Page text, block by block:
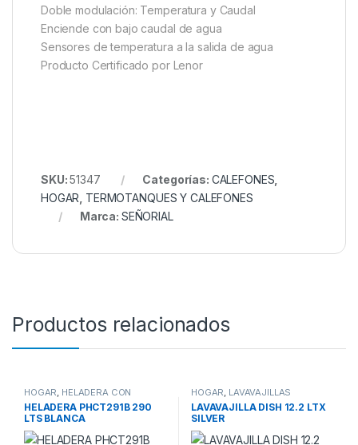
Doble modulación: Temperatura y Caudal
Enciende con bajo caudal de agua
Sensores de temperatura a la salida de agua
Producto Certificado por Lenor
SKU:51347 Categorías: CALEFONES
HOGAR TERMOTANQUES Y CALEFONES
Marca: SEÑORIAL
Productos relacionados
HOGAR, HELADERA CON
FREEZER,HELADERAS
HELADERA PHCT291B 290
LTS BLANCA
HOGAR, LAVAVAJILLAS
LAVAVAJILLA DISH 12.2 LTX
SILVER